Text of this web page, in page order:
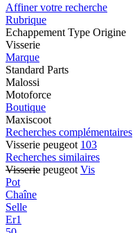
Affiner votre recherche
Rubrique
Echappement Type Origine
Visserie
Marque
Standard Parts
Malossi
Motoforce
Boutique
Maxiscoot
Recherches complémentaires
Visserie peugeot 103
Recherches similaires
Visserie peugeot Vis
Pot
Chaîne
Selle
Er1